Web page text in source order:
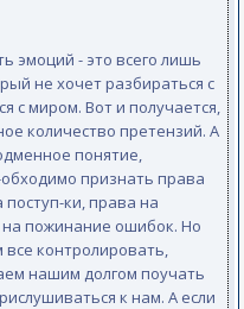
эмоций - это всего лишь
не хочет разбираться с
с миром. Вот и получается,
количество претензий. А
понятие,
признать права
ки, права на
пожинание ошибок. Но
контролировать,
нашим долгом поучать
к нам. А если